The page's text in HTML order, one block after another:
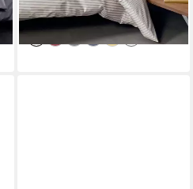
lieferbar - in 3-4 Werktagen bei dir
+9